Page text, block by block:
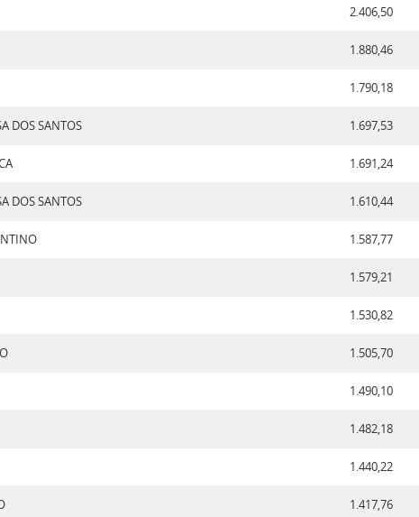
2.406,50
1.880,46
1.790,18
DOS SANTOS 1.697,53
1.691,24
DOS SANTOS 1.610,44
1.587,77
1.579,21
1.530,82
1.505,70
1.490,10
1.482,18
1.440,22
1.417,76